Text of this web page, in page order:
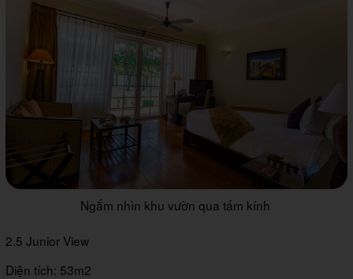
Ngắm nhìn khu vườn qua tấm kính
2.5 Junior View
Diện tích: 53m2